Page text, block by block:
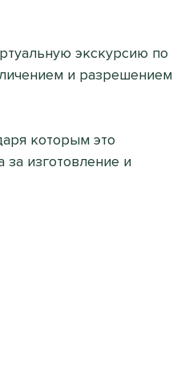
экскурсию по
и разрешением
которым это
за изготовление и